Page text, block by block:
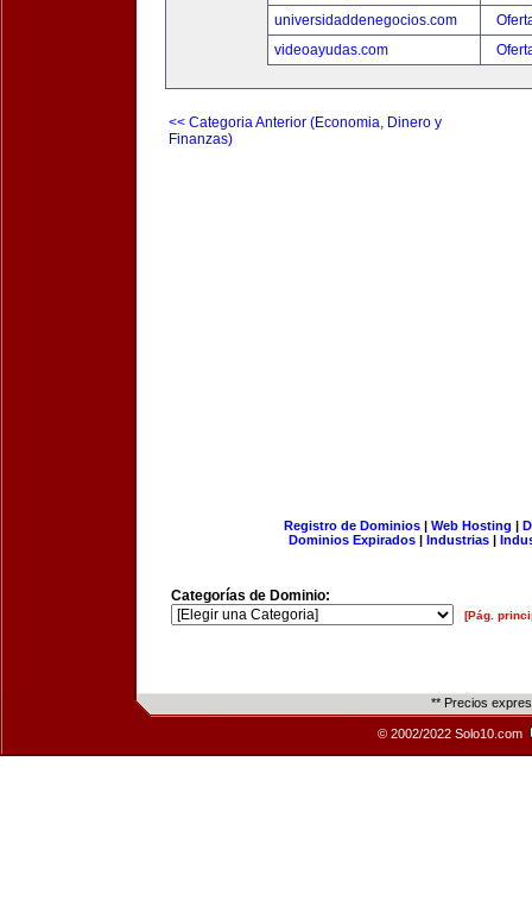
universidaddenegocios.com
videoayudas.com
<< Categoria Anterior (Economia, Dinero y
Finanzas)
Registro de Dominios| Web Hosting |
Dominios Expirados | Industrias |
Categorías de Dominio:
[Pág.
** Precios
© 2002/2022 Solo10.com